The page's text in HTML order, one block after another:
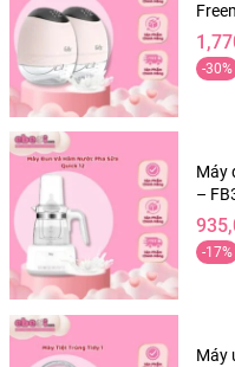
Giá
gốc
Giá
hiện
-30%
Máy
–
Giá
gốc
Giá
hiện
-17%
Máy